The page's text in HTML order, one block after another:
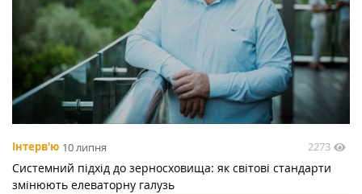
Інтерв'ю 10 липня 2273
Системний підхід до зерносховища: як світові стандарти
змінюють елеваторну галузь